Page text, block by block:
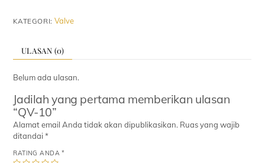
KATEGORI:Valve
ULASAN (0)
Belum ada ulasan.
Jadilah yang pertama memberikan ulasan
“QV-10”
Alamat email Anda tidak akan dipublikasikan. Ruas yang wajib
ditandai*
RATING ANDA*